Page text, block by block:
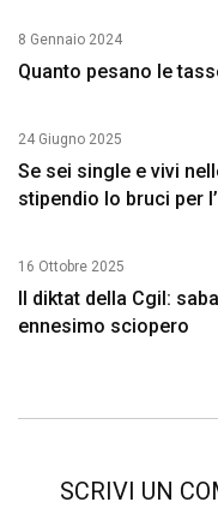
8 Gennaio 2024
Quanto pesano le
24 Giugno 2025
Se sei single e vivi
stipendio lo bruci per
16 Ottobre 2025
Il diktat della Cgil:
ennesimo sciopero
SCRIVI UN